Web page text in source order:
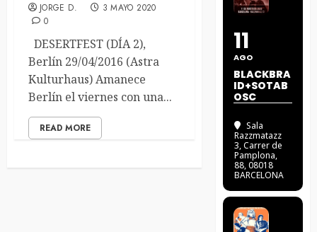
JORGE D.
3 MAYO 2020
0
DESERTFEST (DÍA 2),
Berlín 29/04/2016 (Astra
Kulturhaus) Amanece
Berlín el viernes con una...
READ MORE
11
AGO
BLACKBRA
ID+SOTAB
OSC
Sala
Razzmatazz
3, Carrer de
Pamplona,
88, 08018
BARCELONA